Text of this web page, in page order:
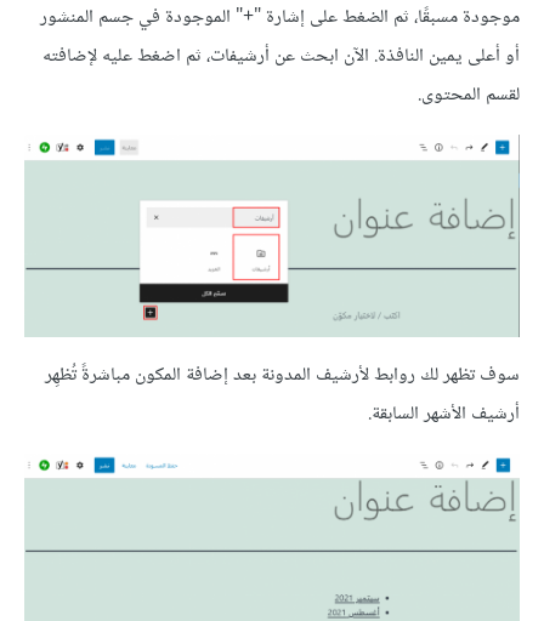
موجودة مسبقًا، ثم الضغط على إشارة "+" الموجودة في جسم المنشور
أو أعلى يمين النافذة. الآن ابحث عن أرشيفات، ثم اضغط عليه لإضافته
لقسم المحتوى.
سوف تظهر لك روابط لأرشيف المدونة بعد إضافة المكون مباشرةً تُظهِر
أرشيف الأشهر السابقة.